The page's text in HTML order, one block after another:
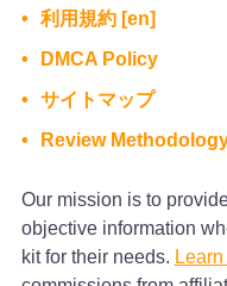
利用規約 [en]
DMCA Policy
サイトマップ
Review
Our mission is to
objective information
kit for their needs.